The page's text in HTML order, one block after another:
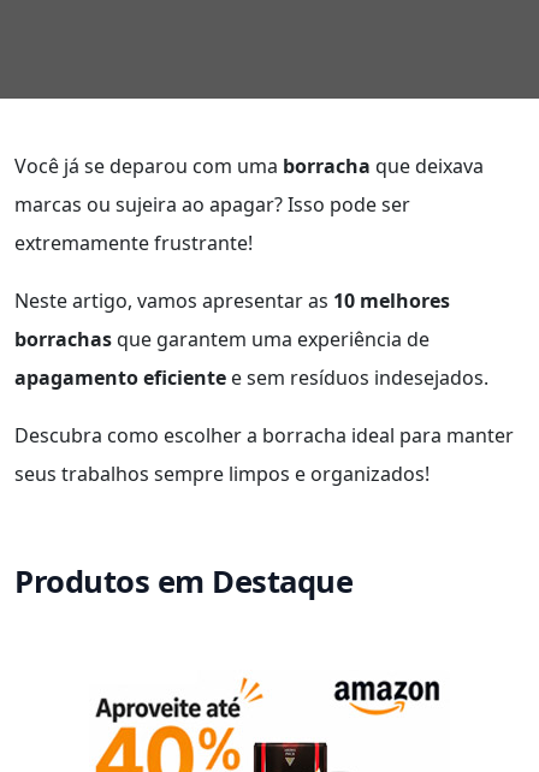
Você já se deparou com uma borracha que deixava
marcas ou sujeira ao apagar? Isso pode ser
extremamente frustrante!
Neste artigo, vamos apresentar as 10 melhores
borrachasque garantem uma experiência de
apagamento eficiente e sem resíduos indesejados.
Descubra como escolher a borracha ideal para manter
seus trabalhos sempre limpos e organizados!
Produtos em Destaque